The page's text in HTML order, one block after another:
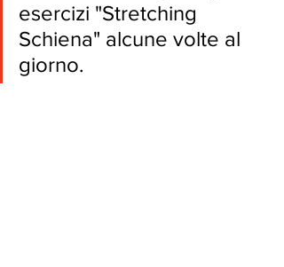
esercizi "Stretching
Schiena" alcune volte al
giorno.